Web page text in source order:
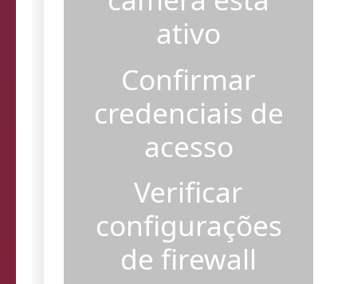
ativo
Confirmar
credenciais de
acesso
Verificar
configurações
de firewall